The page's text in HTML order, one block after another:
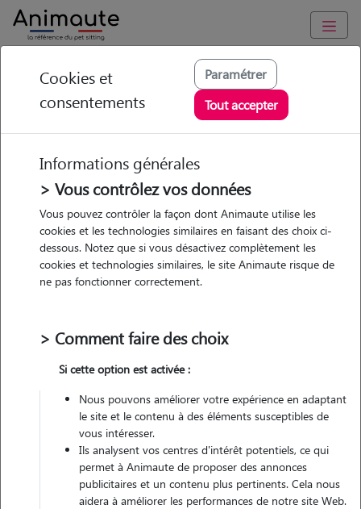
Animaute Auvergne-Rhône-Alpes Rhône/Écully
Corinne - Petsitter à
Écully
5/5 (1 avis)
• 64 ans
chez le Pet Sitter
2 animaux Maison
Véhiculé
Gardes réalisées
Cookies et
consentements
Paramétrer
Tout accepter
Informations générales
> Vous contrôlez vos données
Vous pouvez contrôler la façon dont Animaute utilise les
cookies et les technologies similaires en faisant des choix ci-
dessous. Notez que si vous désactivez complètement les
cookies et technologies similaires, le site Animaute risque de
ne pas fonctionner correctement.
> Comment faire des choix
Si cette option est activée :
Nous pouvons améliorer votre expérience en adaptant
le site et le contenu à des éléments susceptibles de
vous intéresser.
Ils analysent vos centres d'intérêt potentiels, ce qui
permet à Animaute de proposer des annonces
publicitaires et un contenu plus pertinents. Cela nous
aidera à améliorer les performances de notre site Web.